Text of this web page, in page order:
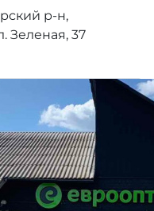
р-н,
Зеленая, 37